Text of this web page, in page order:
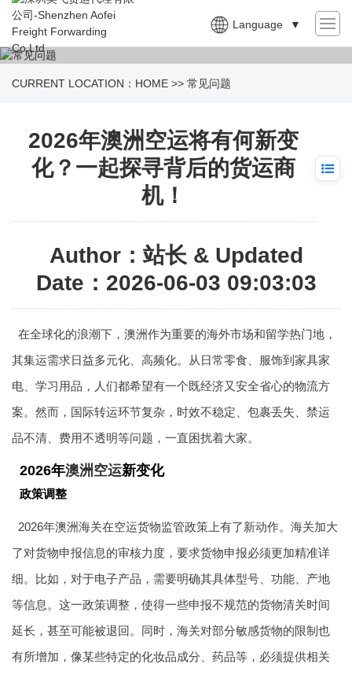
Language ▼
CURRENT LOCATION： HOME >> 常见问题
2026年澳洲空运将有何新变
化？一起探寻背后的货运商
机！
Author：站长 & Updated
Date：2026-06-03 09:03:03
在全球化的浪潮下，澳洲作为重要的海外市场和留学热门地，
其集运需求日益多元化、高频化。从日常零食、服饰到家具家
电、学习用品，人们都希望有一个既经济又安全省心的物流方
案。然而，国际转运环节复杂，时效不稳定、包裹丢失、禁运
品不清、费用不透明等问题，一直困扰着大家。
2026年澳洲空运新变化
政策调整
2026年澳洲海关在空运货物监管政策上有了新动作。海关加大
了对货物申报信息的审核力度，要求货物申报必须更加精准详
细。比如，对于电子产品，需要明确其具体型号、功能、产地
等信息。这一政策调整，使得一些申报不规范的货物清关时间
延长，甚至可能被退回。同时，海关对部分敏感货物的限制也
有所增加，像某些特定的化妆品成分、药品等，必须提供相关